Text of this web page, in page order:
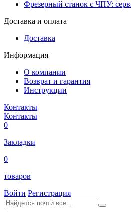
Фрезерный станок с ЧПУ:
Доставка и оплата
Доставка
Информация
О компании
Возврат и гарантия
Инструкции
Контакты
Контакты
0
Закладки
0
товаров
Войти Регистрация